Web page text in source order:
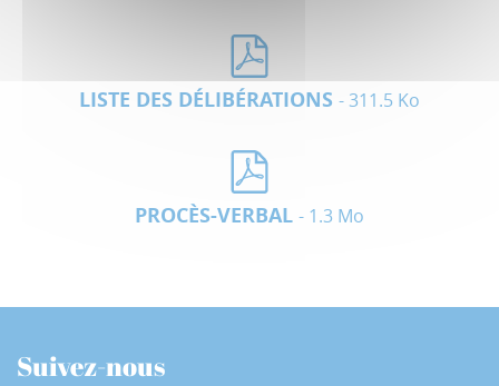
LISTE DES DÉLIBÉRATIONS - 311.5 Ko
PROCÈS-VERBAL - 1.3 Mo
Suivez-nous